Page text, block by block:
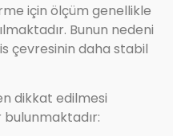
için ölçüm genellikle
Bunun nedeni
çevresinin daha stabil
dikkat edilmesi